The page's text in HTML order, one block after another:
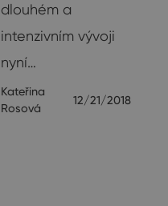
dlouhém a
intenzivním vývoji
nyní…
Kateřina
Rosová
12/21/2018